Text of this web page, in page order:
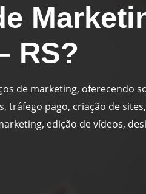
RS?
de marketing, oferecendo
tráfego pago, criação de
edição de vídeos,